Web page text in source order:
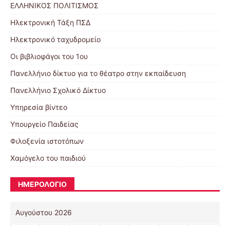
ΕΛΛΗΝΙΚΟΣ ΠΟΛΙΤΙΣΜΟΣ
Ηλεκτρονική Τάξη ΠΣΔ
Ηλεκτρονικό ταχυδρομείο
Οι βιβλιοφάγοι του 1ου
Πανελλήνιο δίκτυο για το θέατρο στην εκπαίδευση
Πανελλήνιο Σχολικό Δίκτυο
Υπηρεσία βίντεο
Υπουργείο Παιδείας
Φιλοξενία ιστοτόπων
Χαμόγελο του παιδιού
ΗΜΕΡΟΛΟΓΙΟ
Αυγούστου 2026